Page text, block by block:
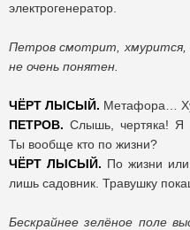
электрогенератор.
Петров смотрит, хмурится,
не очень понятен.
ЧЁРТ ЛЫСЫЙ. Метафора…
ПЕТРОВ. Слышь, чертяка! Я
Ты вообще кто по жизни?
ЧЁРТ ЛЫСЫЙ. По жизни или
лишь садовник. Травушку
Бескрайнее зелёное поле